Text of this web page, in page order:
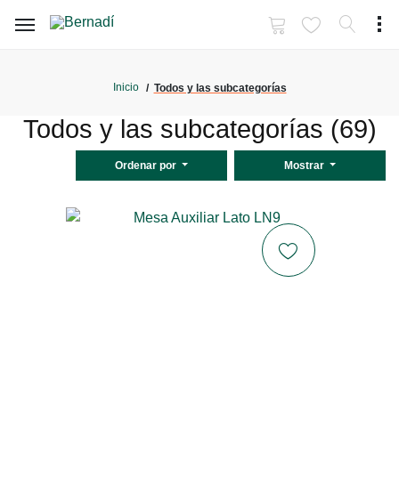
Inicio Todos y las subcategorías
Todos y las subcategorías (69)
Ordenar por Mostrar